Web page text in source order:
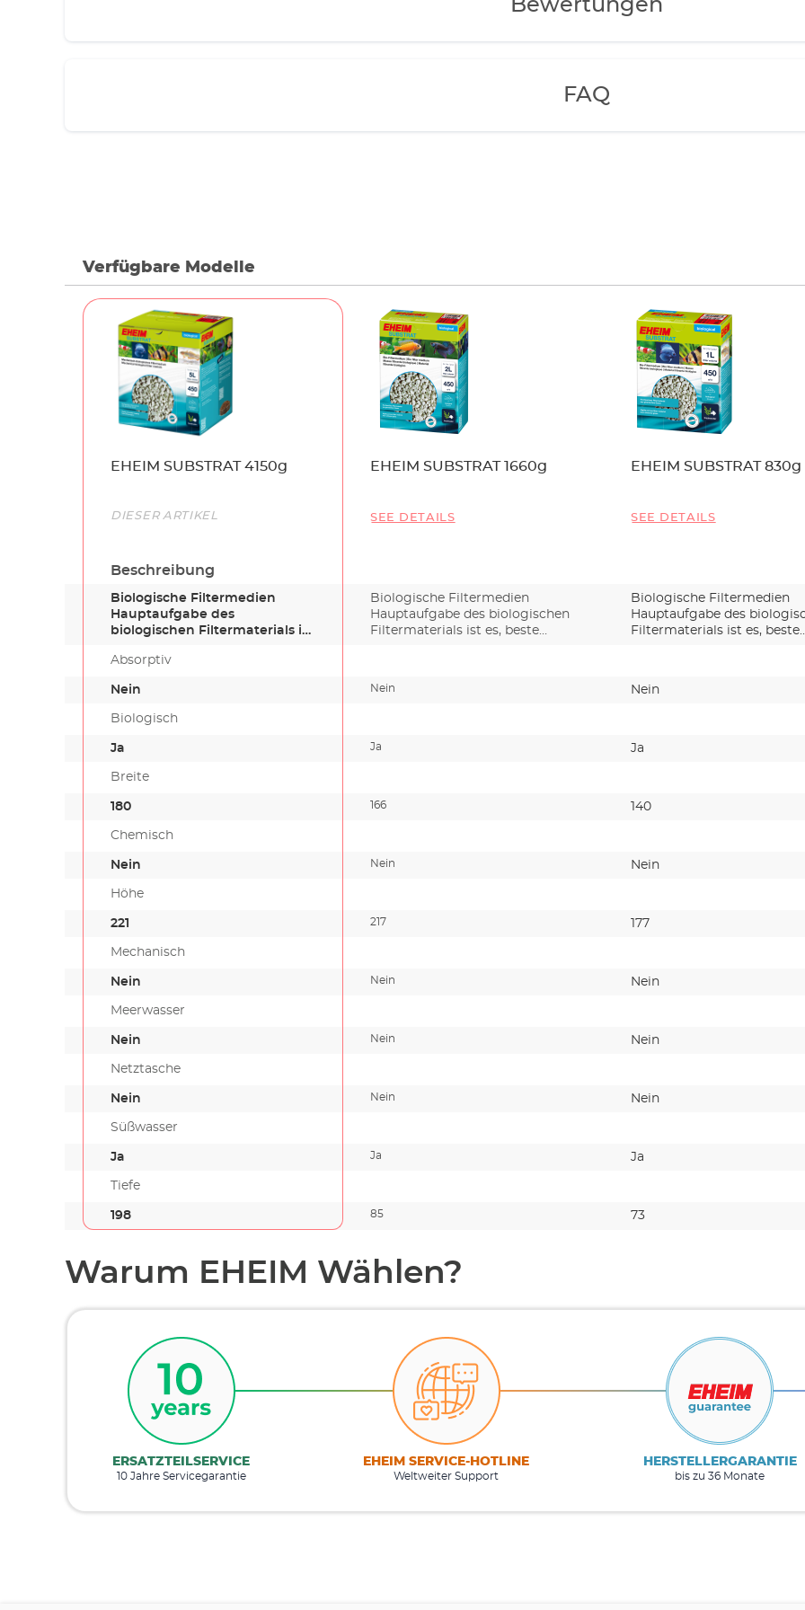
Bewertungen
FAQ
Verfügbare Modelle
Name
EHEIM SUBSTRAT 4150g EHEIM SUBSTRAT 1660g EHEIM SUBSTRAT 830g
Link
DIESER ARTIKEL SEE DETAILS SEE DETAILS
Beschreibung
Biologische Filtermedien
Hauptaufgabe des
biologischen Filtermaterials ist
Biologische Filtermedien
Hauptaufgabe des biologischen
Filtermaterials ist es, beste…
Biologische Filtermedien
Hauptaufgabe des
Filtermaterials ist es, beste…
Absorptiv
Nein Nein Nein
Biologisch
Ja Ja Ja
Breite
180 166 140
Chemisch
Nein Nein Nein
Höhe
221 217 177
Mechanisch
Nein Nein Nein
Meerwasser
Nein Nein Nein
Netztasche
Nein Nein Nein
Süßwasser
Ja Ja Ja
Tiefe
198 85 73
Warum EHEIM Wählen?
ERSATZTEILSERVICE
10 Jahre Servicegarantie
EHEIM SERVICE-HOTLINE
Weltweiter Support
HERSTELLERGARANTIE
bis zu 36 Monate